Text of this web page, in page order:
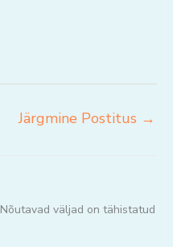
Järgmine Postitus →
Nõutavad väljad on tähistatud